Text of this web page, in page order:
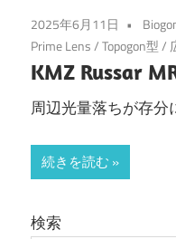
2025年6月11日
Prime Lens/Topogon型/
KMZ Russar
周辺光量落ちが存分
続きを読む
検索